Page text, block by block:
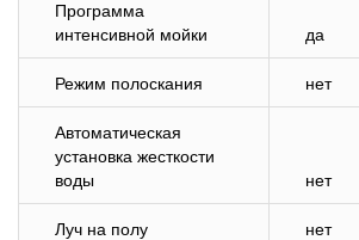
Программа
интенсивной мойки
да
Режим полоскания нет
Автоматическая
установка жесткости
воды
нет
Луч на полу нет